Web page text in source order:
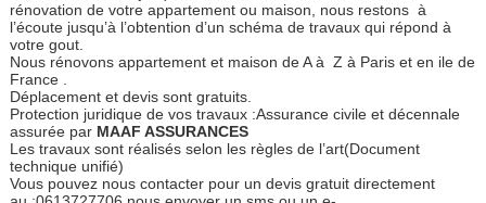
rénovation de votre appartement ou maison, nous restons à
l’écoute jusqu’à l’obtention d’un schéma de travaux qui répond à
votre gout.
Nous rénovons appartement et maison de A à Z à Paris et en ile de
France .
Déplacement et devis sont gratuits.
Protection juridique de vos travaux :Assurance civile et décennale
assurée par MAAF ASSURANCES
Les travaux sont réalisés selon les règles de l’art(Document
technique unifié)
Vous pouvez nous contacter pour un devis gratuit directement